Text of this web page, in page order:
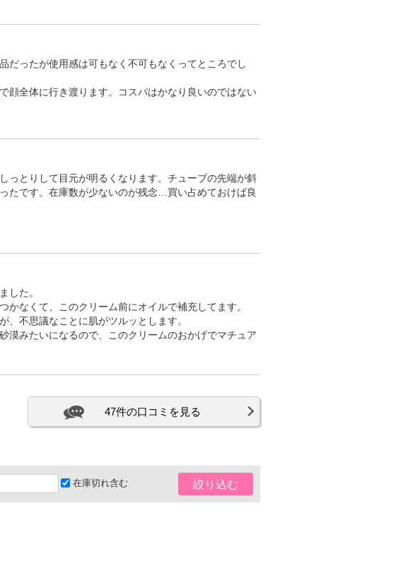
だったが使用感は可もなく不可もなくってところでし
顔全体に行き渡ります。コスパはかなり良いのではない
っとりして目元が明るくなります。チューブの先端が斜
たです。在庫数が少ないのが残念…買い占めておけば良
した。
かなくて、このクリーム前にオイルで補充してます。
、不思議なことに肌がツルッとします。
漠みたいになるので、このクリームのおかげでマチュア
47件の口コミを見る
在庫切れ含む 絞り込む